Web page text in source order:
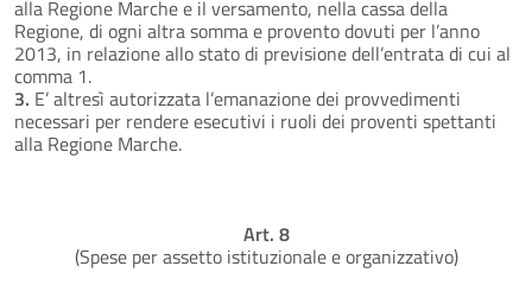
alla Regione Marche e il versamento, nella cassa della
Regione, di ogni altra somma e provento dovuti per l’anno
2013, in relazione allo stato di previsione dell’entrata di cui al
comma 1.
3. E’ altresì autorizzata l’emanazione dei provvedimenti
necessari per rendere esecutivi i ruoli dei proventi spettanti
alla Regione Marche.
Art. 8
(Spese per assetto istituzionale e organizzativo)